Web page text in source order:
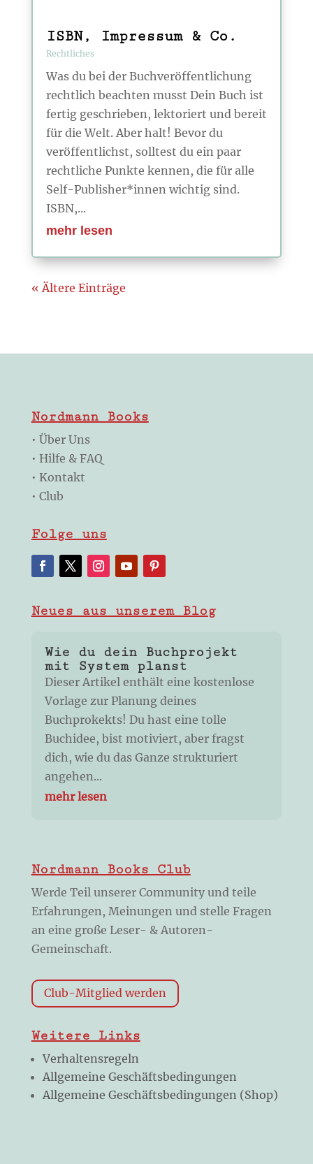
ISBN, Impressum & Co.
Rechtliches
Was du bei der Buchveröffentlichung
rechtlich beachten musst Dein Buch ist
fertig geschrieben, lektoriert und bereit
für die Welt. Aber halt! Bevor du
veröffentlichst, solltest du ein paar
rechtliche Punkte kennen, die für alle
Self-Publisher*innen wichtig sind.
ISBN,...
mehr lesen
« Ältere Einträge
Nordmann Books
• Über Uns
• Hilfe & FAQ
• Kontakt
• Club
Folge uns
Neues aus unserem Blog
Wie du dein Buchprojekt
mit System planst
Dieser Artikel enthält eine kostenlose
Vorlage zur Planung deines
Buchprokekts! Du hast eine tolle
Buchidee, bist motiviert, aber fragst
dich, wie du das Ganze strukturiert
angehen...
mehr lesen
Nordmann Books Club
Werde Teil unserer Community und teile
Erfahrungen, Meinungen und stelle Fragen
an eine große Leser- & Autoren-
Gemeinschaft.
Club-Mitglied werden
Weitere Links
Verhaltensregeln
Allgemeine Geschäftsbedingungen
Allgemeine Geschäftsbedingungen (Shop)